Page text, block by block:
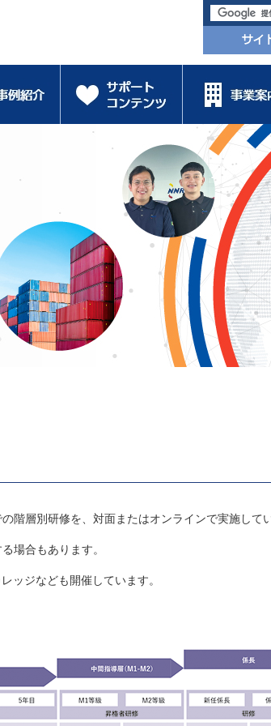
階層別研修を、対面またはオンラインで実施して
場合もあります。
ッジなども開催しています。